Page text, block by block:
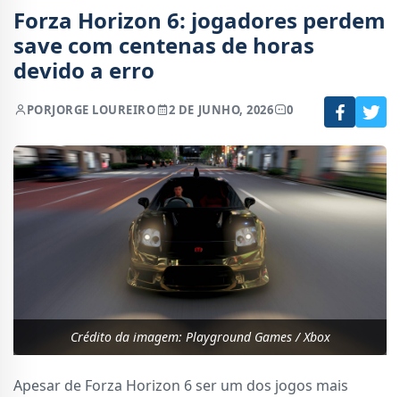
Forza Horizon 6: jogadores perdem
save com centenas de horas
devido a erro
PORJORGE LOUREIRO 2 DE JUNHO, 2026 0
Crédito da imagem: Playground Games / Xbox
Apesar de Forza Horizon 6 ser um dos jogos mais